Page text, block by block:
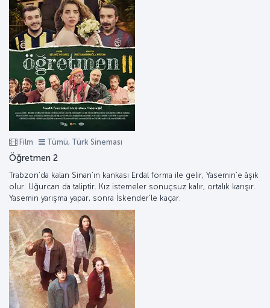
Film Tümü, Türk Sineması
Öğretmen 2
Trabzon’da kalan Sinan’ın kankası Erdal forma ile gelir, Yasemin’e âşık
olur. Uğurcan da taliptir. Kız istemeler sonuçsuz kalır, ortalık karışır.
Yasemin yarışma yapar, sonra İskender’le kaçar.